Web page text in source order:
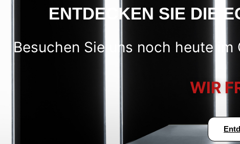
ENTDECKEN SIE DIE
Besuchen Sie uns noch heute
WIR